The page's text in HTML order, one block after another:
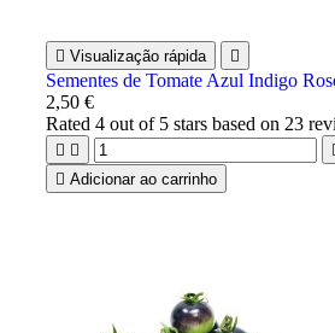
 Visualização rápida 
Sementes de Tomate Azul Indigo
2,50 €
Rated4 out of 5 stars based on 23
 
 Adicionar ao carrinho